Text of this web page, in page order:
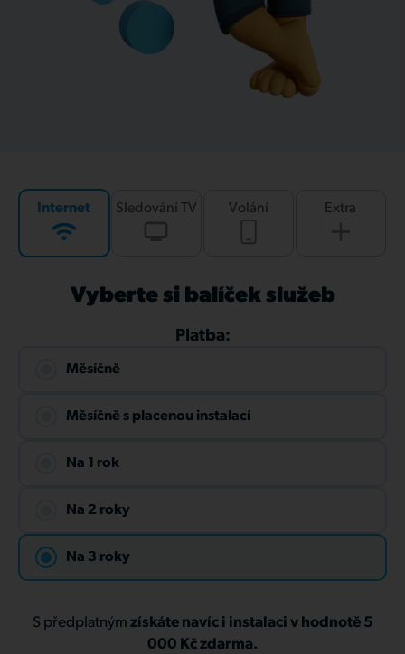
Internet Sledování TV Volání Extra
Vyberte si balíček služeb
Platba:
Měsíčně
Měsíčně s placenou instalací
Na 1 rok
Na 2 roky
Na 3 roky
S předplatným získáte navíc i instalaci v hodnotě 5
000 Kč zdarma.